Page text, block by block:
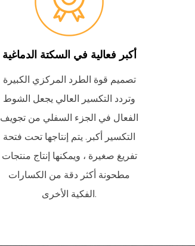
أكبر فعالية في السكتة الدماغية
تصميم قوة الطرد المركزي الكبيرة
وتردد التكسير العالي يجعل الشوط
الفعال في الجزء السفلي من تجويف
التكسير أكبر. يتم إنتاجها تحت فتحة
تفريغ صغيرة ، ويمكنها إنتاج منتجات
مطحونة أكثر دقة من الكسارات
الفكية الأخرى.